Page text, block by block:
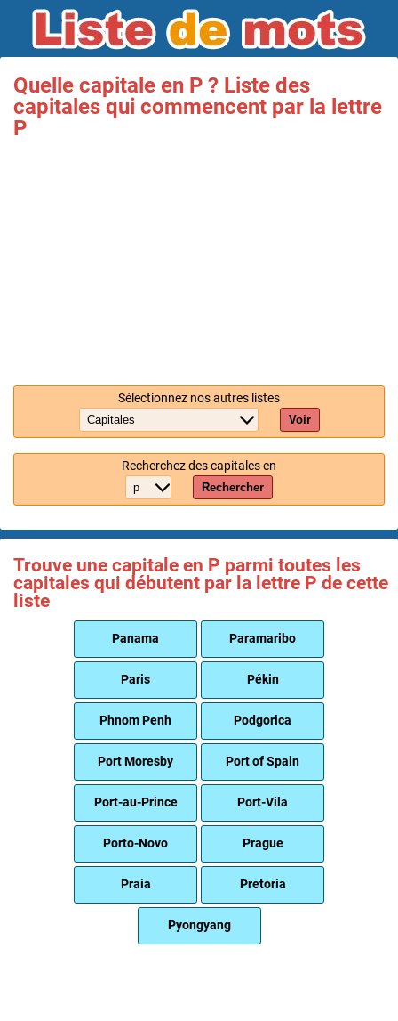
Quelle capitale en P ? Liste des
capitales qui commencent par la lettre
P
Sélectionnez nos autres listes
Voir
Recherchez des capitales en
Rechercher
Trouve une capitale en P parmi toutes les
capitales qui débutent par la lettre P de cette
liste
Panama Paramaribo
Paris Pékin
Phnom Penh Podgorica
Port Moresby Port of Spain
Port-au-Prince Port-Vila
Porto-Novo Prague
Praia Pretoria
Pyongyang